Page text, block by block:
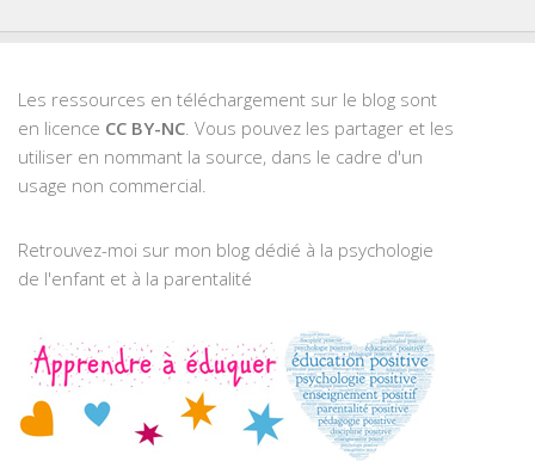
Les ressources en téléchargement sur le blog sont
en licence CC BY-NC . Vous pouvez les partager et les
utiliser en nommant la source, dans le cadre d'un
usage non commercial.
Retrouvez-moi sur mon blog dédié à la psychologie
de l'enfant et à la parentalité